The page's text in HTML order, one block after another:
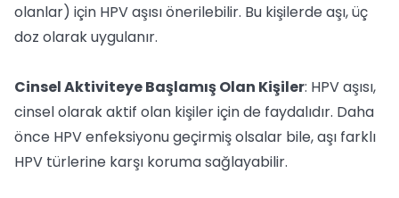
olanlar) için HPV aşısı önerilebilir. Bu kişilerde aşı, üç
doz olarak uygulanır.
Cinsel Aktiviteye Başlamış Olan Kişiler: HPV aşısı,
cinsel olarak aktif olan kişiler için de faydalıdır. Daha
önce HPV enfeksiyonu geçirmiş olsalar bile, aşı farklı
HPV türlerine karşı koruma sağlayabilir.